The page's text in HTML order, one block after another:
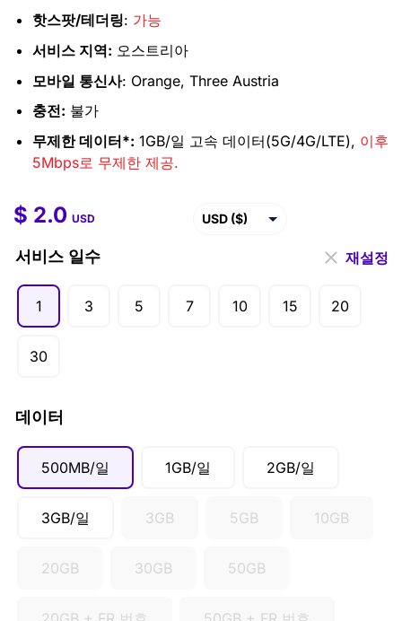
핫스팟/테더링: 가능
서비스 지역: 오스트리아
모바일 통신사: Orange, Three Austria
충전: 불가
무제한 데이터*: 1GB/일 고속 데이터(5G/4G/LTE), 이후
5Mbps로 무제한 제공.
$ 2.0 –$ USD ($)
AUD ($)
서비스 일수
1 3 5 7 10 15 20
30
데이터
500MB/일 1GB/일 2GB/일
3GB/일 3GB 5GB 10GB
20GB 30GB 50GB
재설정
$ 2.0 USD